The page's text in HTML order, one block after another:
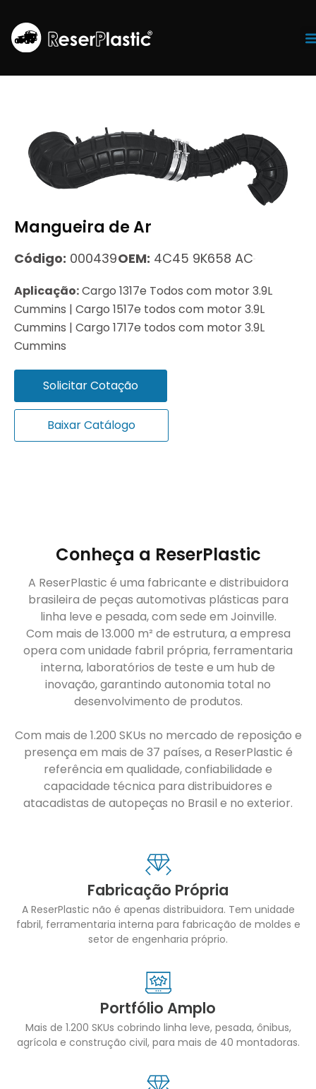
Mangueira de Ar
Código: 000439OEM: 4C45 9K658 AC
Aplicação:Cargo 1317e Todos com motor 3.9L
Cummins | Cargo 1517e todos com motor 3.9L
Cummins | Cargo 1717e todos com motor 3.9L
Cummins
Solicitar Cotação
Baixar Catálogo
Conheça a ReserPlastic
A ReserPlastic é uma fabricante e distribuidora
brasileira de peças automotivas plásticas para
linha leve e pesada, com sede em Joinville.
Com mais de 13.000 m² de estrutura, a empresa
opera com unidade fabril própria, ferramentaria
interna, laboratórios de teste e um hub de
inovação, garantindo autonomia total no
desenvolvimento de produtos.
Com mais de 1.200 SKUs no mercado de reposição e
presença em mais de 37 países, a ReserPlastic é
referência em qualidade, confiabilidade e
capacidade técnica para distribuidores e
atacadistas de autopeças no Brasil e no exterior.
Fabricação Própria
A ReserPlastic não é apenas distribuidora. Tem unidade
fabril, ferramentaria interna para fabricação de moldes e
setor de engenharia próprio.
Portfólio Amplo
Mais de 1.200 SKUs cobrindo linha leve, pesada, ônibus,
agrícola e construção civil, para mais de 40 montadoras.